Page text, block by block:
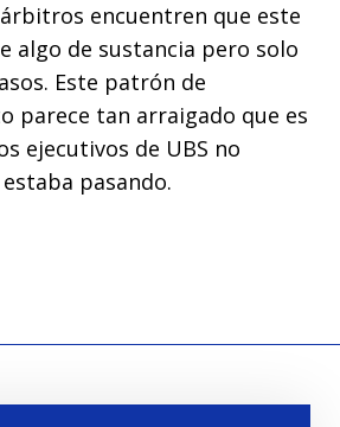
encuentren que este
algo de sustancia pero solo
Este patrón de
parece tan arraigado que es
ejecutivos de UBS no
pasando.